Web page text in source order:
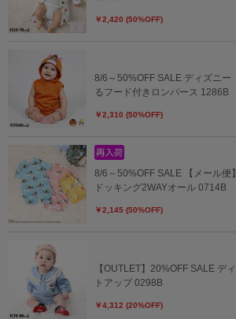
￥2,420 (50%OFF)
8/6～50%OFF SALE ディズニー
るフード付きロンパース 1286B
￥2,310 (50%OFF)
8/6～50%OFF SALE 【メール便
ドッキング2WAYオール 0714B
￥2,145 (50%OFF)
【OUTLET】20%OFF SALE デ
トアップ 0298B
￥4,312 (20%OFF)